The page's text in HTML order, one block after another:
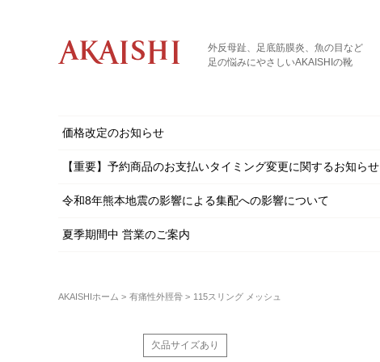
外反母趾、足底筋膜炎、魚の目など
足の悩みにやさしいAKAISHIの靴
価格改定のお知らせ
【重要】予約商品のお支払いタイミング変更に関するお知らせ
令和8年熊本地震の影響による集配への影響について
夏季期間中 営業のご案内
AKAISHIホーム 有痛性外脛骨 115スリング メッシュ
欠品サイズあり